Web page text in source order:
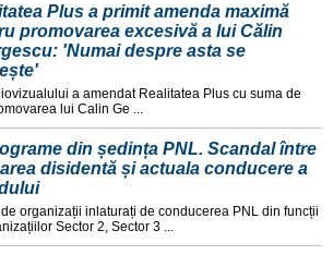
Plus a primit amenda maximă
promovarea excesivă a lui Călin
'Numai despre asta se
a amendat Realitatea Plus cu suma de
lui Calin Ge ...
din ședința PNL. Scandal între
disidentă și actuala conducere a
organizații inlaturați de conducerea PNL din funcții
Sector 2, Sector 3 ...